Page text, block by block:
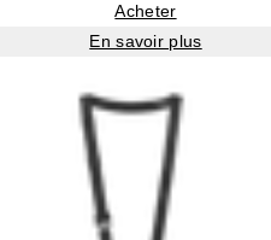
Acheter
En savoir plus